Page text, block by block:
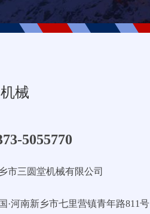
械
5055770
市三圆堂机械有限公司
·河南新乡市七里营镇青年路811号